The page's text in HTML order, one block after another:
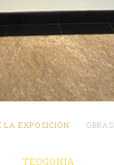
LA EXPOSICIÓN OBRAS
TEOGONÍA